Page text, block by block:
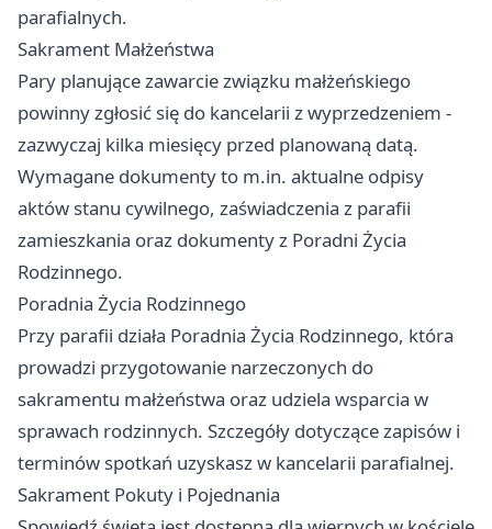
parafialnych.
Sakrament Małżeństwa
Pary planujące zawarcie związku małżeńskiego
powinny zgłosić się do kancelarii z wyprzedzeniem -
zazwyczaj kilka miesięcy przed planowaną datą.
Wymagane dokumenty to m.in. aktualne odpisy
aktów stanu cywilnego, zaświadczenia z parafii
zamieszkania oraz dokumenty z Poradni Życia
Rodzinnego.
Poradnia Życia Rodzinnego
Przy parafii działa Poradnia Życia Rodzinnego, która
prowadzi przygotowanie narzeczonych do
sakramentu małżeństwa oraz udziela wsparcia w
sprawach rodzinnych. Szczegóły dotyczące zapisów i
terminów spotkań uzyskasz w kancelarii parafialnej.
Sakrament Pokuty i Pojednania